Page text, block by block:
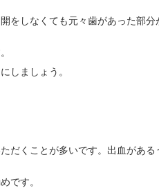
をしなくても元々歯があった部
しましょう。
だくことが多いです。出血があ
です。